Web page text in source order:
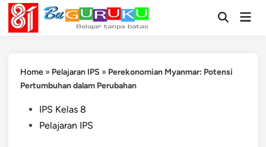
Skip
content
OpenMain
Home » Pelajaran IPS » Perekonomian Myanmar: Potensi
Pertumbuhan dalam Perubahan
PostedIPS Kelas 8
Pelajaran IPS